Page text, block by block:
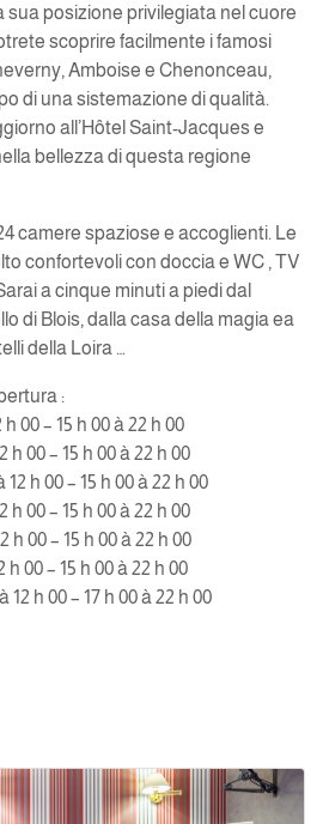
sua posizione privilegiata nel cuore
scoprire facilmente i famosi
Amboise e Chenonceau,
di una sistemazione di qualità.
all’Hôtel Saint-Jacques e
bellezza di questa regione
camere spaziose e accoglienti. Le
confortevoli con doccia e WC , TV
a cinque minuti a piedi dal
di Blois, dalla casa della magia ea
della Loira …
:
00 – 15 h 00 à 22 h 00
h 00 – 15 h 00 à 22 h 00
h 00 – 15 h 00 à 22 h 00
h 00 – 15 h 00 à 22 h 00
h 00 – 15 h 00 à 22 h 00
h 00 – 15 h 00 à 22 h 00
12 h 00 – 17 h 00 à 22 h 00